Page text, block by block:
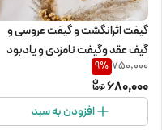
گیفت اثرانگشت و گیفت عروسی و
گیف عقد وگیفت نامزدی و یادبود
عروسی و یادبود عقد و یادبود
نامزدی
750,000
9%
680,000
افزودن به سبد